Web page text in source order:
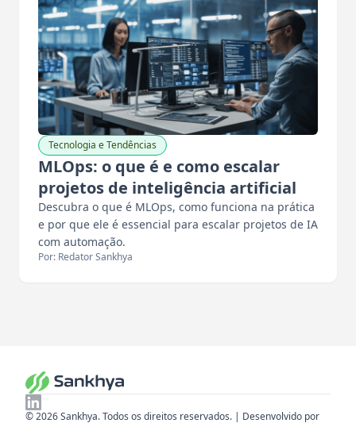
Tecnologia e Tendências
MLOps: o que é e como escalar
projetos de inteligência artificial
Descubra o que é MLOps, como funciona na prática
e por que ele é essencial para escalar projetos de IA
com automação.
Por: Redator Sankhya
© 2026 Sankhya. Todos os direitos reservados. | Desenvolvido por